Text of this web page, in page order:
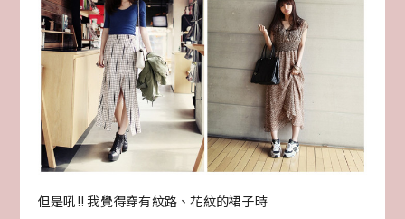
但是吼!! 我覺得穿有紋路、花紋的裙子時